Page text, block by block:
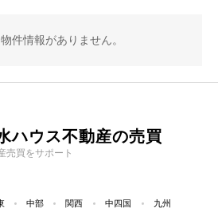
件情報がありません。
ハウス不動産の売買
売買をサポート
中部 関西 中四国 九州